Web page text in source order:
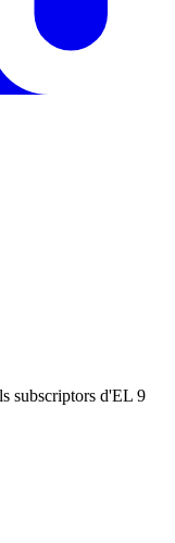
subscriptors d'EL 9